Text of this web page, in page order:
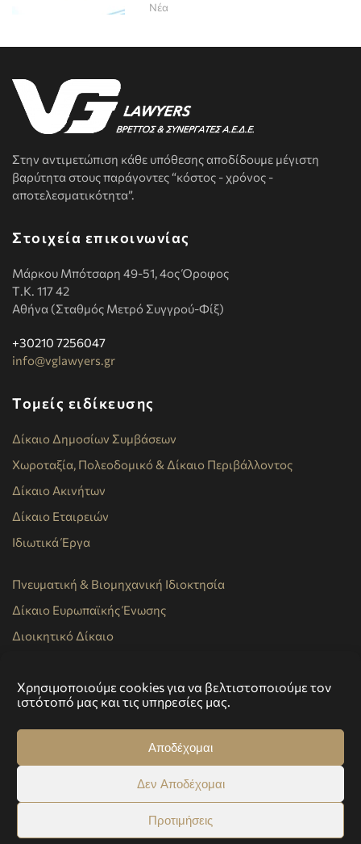
Χρησιμοποιούμε cookies για να βελτιστοποιούμε τον
ιστότοπό μας και τις υπηρεσίες μας.
Αποδέχομαι
Δεν Αποδέχομαι
Προτιμήσεις
Νέα
Στην αντιμετώπιση κάθε υπόθεσης αποδίδουμε μέγιστη
βαρύτητα στους παράγοντες “κόστος - χρόνος -
αποτελεσματικότητα”.
Στοιχεία επικοινωνίας
Μάρκου Μπότσαρη 49-51, 4ος Όροφος
Τ.Κ. 117 42
Αθήνα (Σταθμός Μετρό Συγγρού-Φίξ)
+30210 7256047
info@vglawyers.gr
Τομείς ειδίκευσης
Δίκαιο Δημοσίων Συμβάσεων
Χωροταξία, Πολεοδομικό & Δίκαιο Περιβάλλοντος
Δίκαιο Ακινήτων
Δίκαιο Εταιρειών
Ιδιωτικά Έργα
Πνευματική & Βιομηχανική Ιδιοκτησία
Δίκαιο Ευρωπαϊκής Ένωσης
Διοικητικό Δίκαιο
Copyright 2024 VG Lawyers, All Rights Reserved
Πολιτική Cookies